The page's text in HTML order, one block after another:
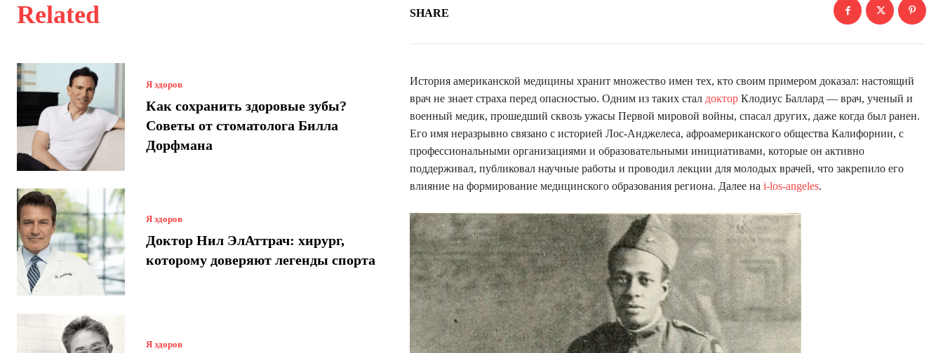
Related
Я здоров
Как сохранить здоровые зубы?
Советы от стоматолога Билла
Дорфмана
Я здоров
Доктор Нил ЭлАттрач: хирург,
которому доверяют легенды спорта
Я здоров
SHARE
История американской медицины хранит множество имен тех, кто своим примером доказал: настоящий
врач не знает страха перед опасностью. Одним из таких стал доктор Клодиус Баллард — врач, ученый и
военный медик, прошедший сквозь ужасы Первой мировой войны, спасал других, даже когда был ранен.
Его имя неразрывно связано с историей Лос-Анджелеса, афроамериканского общества Калифорнии, с
профессиональными организациями и образовательными инициативами, которые он активно
поддерживал, публиковал научные работы и проводил лекции для молодых врачей, что закрепило его
влияние на формирование медицинского образования региона. Далее на i-los-angeles.